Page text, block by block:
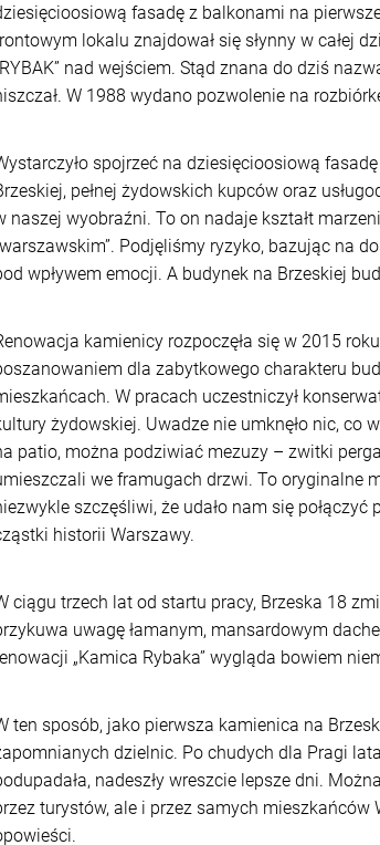
fasadę z balkonami na
lokalu znajdował się słynny w całej
nad wejściem. Stąd znana do dziś
W 1988 wydano pozwolenie na
spojrzeć na dziesięcioosiową
pełnej żydowskich kupców oraz
naszej wyobraźni. To on nadaje kształt
Podjęliśmy ryzyko, bazując na
wpływem emocji. A budynek na Brzeskiej
kamienicy rozpoczęła się w 2015
dla zabytkowego charakteru
W pracach uczestniczył
żydowskiej. Uwadze nie umknęło nic, co
patio, można podziwiać mezuzy – zwitki
we framugach drzwi. To oryginalne
szczęśliwi, że udało nam się
historii Warszawy.
ciągu trzech lat od startu pracy, Brzeska 18
uwagę łamanym, mansardowym
„Kamica Rybaka” wygląda bowiem
ten sposób, jako pierwsza kamienica na
dzielnic. Po chudych dla Pragi
nadeszły wreszcie lepsze dni.
turystów, ale i przez samych mieszkańców